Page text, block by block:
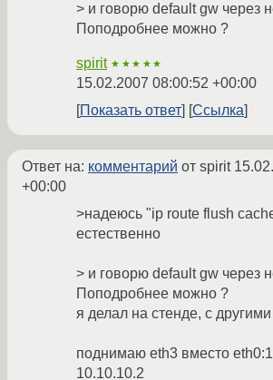
> и говорю default gw через
Поподробнее можно ?
spirit ★★★★★
15.02.2007 08:00:52 +00:00
Показать ответ
Ссылка
Ответ на: комментарий от spirit
+00:00
>надеюсь "ip route flush
естественно
> и говорю default gw через
Поподробнее можно ?
я делал на стенде, с
поднимаю eth3 вместо
10.10.10.2